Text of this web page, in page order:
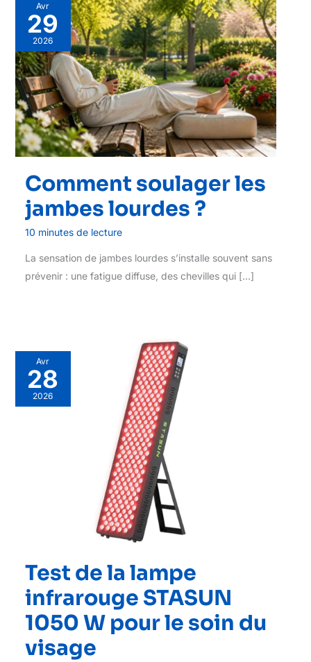
Avr
29
2026
Comment soulager les
jambes lourdes ?
10 minutes de lecture
La sensation de jambes lourdes s’installe souvent sans
prévenir : une fatigue diffuse, des chevilles qui […]
Avr
28
2026
Test de la lampe
infrarouge STASUN
1050 W pour le soin du
visage